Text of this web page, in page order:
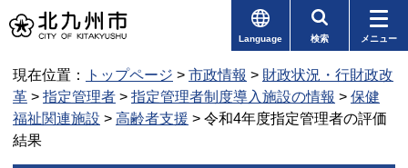
Language 検索 メニュー
現在位置： トップページ > 市政情報 > 財政状況・行財政改
革 > 指定管理者 > 指定管理者制度導入施設の情報 > 保健
福祉関連施設 > 高齢者支援 > 令和4年度指定管理者の評価
結果